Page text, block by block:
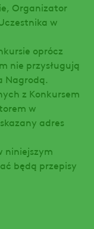
Organizator
w
oprócz
nie przysługują
Nagrodą.
z Konkursem
w
adres
niniejszym
będą przepisy